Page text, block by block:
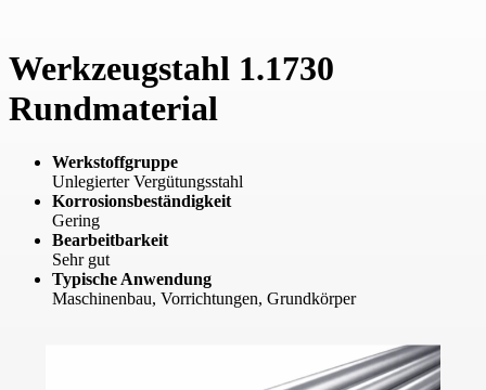
Werkzeugstahl 1.1730
Rundmaterial
Werkstoffgruppe
Unlegierter Vergütungsstahl
Korrosionsbeständigkeit
Gering
Bearbeitbarkeit
Sehr gut
Typische Anwendung
Maschinenbau, Vorrichtungen, Grundkörper